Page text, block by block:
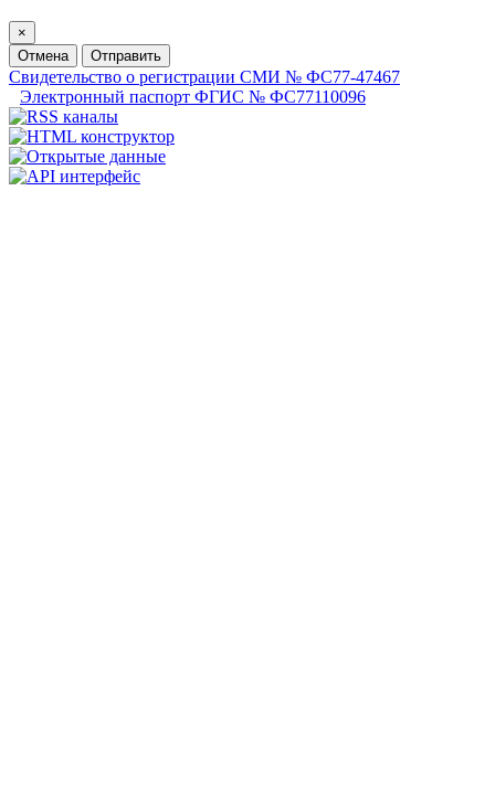
×
Отмена
Отправить
Свидетельство о регистрации СМИ № ФС77-47467
Электронный паспорт ФГИС № ФС77110096